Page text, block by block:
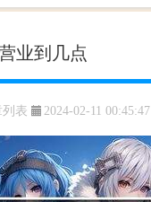
业到几点
表 2024-02-11 00:45:47